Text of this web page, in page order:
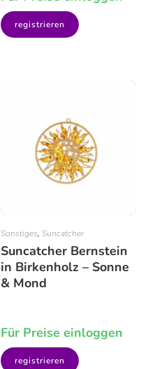
registrieren
Sonstiges, Suncatcher
Suncatcher Bernstein
in Birkenholz – Sonne
& Mond
Für Preise einloggen
registrieren